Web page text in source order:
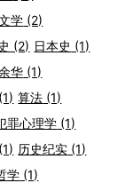
学 (2)
(2) 日本史 (1)
华 (1)
(1) 算法 (1)
罪心理学 (1)
(1) 历史纪实 (1)
学 (1)